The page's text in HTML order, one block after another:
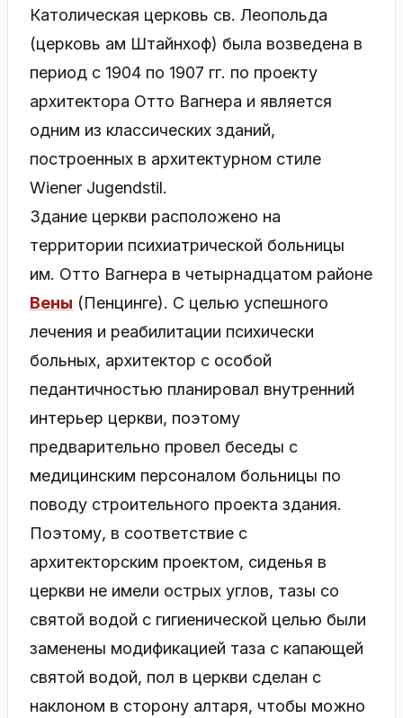
Католическая церковь св. Леопольда
(церковь ам Штайнхоф) была возведена в
период с 1904 по 1907 гг. по проекту
архитектора Отто Вагнера и является
одним из классических зданий,
построенных в архитектурном стиле
Wiener Jugendstil.
Здание церкви расположено на
территории психиатрической больницы
им. Отто Вагнера в четырнадцатом районе
Вены (Пенцинге). С целью успешного
лечения и реабилитации психически
больных, архитектор с особой
педантичностью планировал внутренний
интерьер церкви, поэтому
предварительно провел беседы с
медицинским персоналом больницы по
поводу строительного проекта здания.
Поэтому, в соответствие с
архитекторским проектом, сиденья в
церкви не имели острых углов, тазы со
святой водой с гигиенической целью были
заменены модификацией таза с капающей
святой водой, пол в церкви сделан с
наклоном в сторону алтаря, чтобы можно